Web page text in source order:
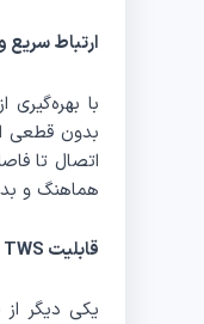
ارتباط سریع
بدون قطعی
هماهنگ و
قابلیت TWS